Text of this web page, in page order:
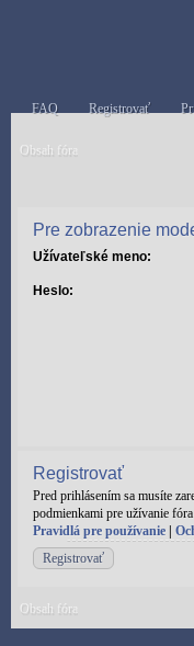
FAQ Registrovať
Obsah fóra
Pre zobrazenie
Užívateľské meno:
Heslo:
Registrovať
Pred prihlásením sa musíte
podmienkami pre užívanie
Pravidlá pre používanie
Registrovať
Obsah fóra